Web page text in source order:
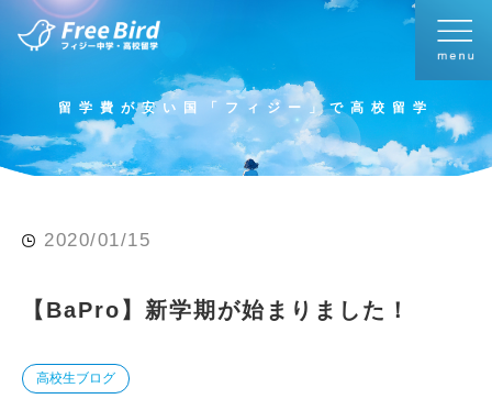
留学費が安い国「フィジー」で高校留学
2020/01/15
【BaPro】新学期が始まりました！
高校生ブログ